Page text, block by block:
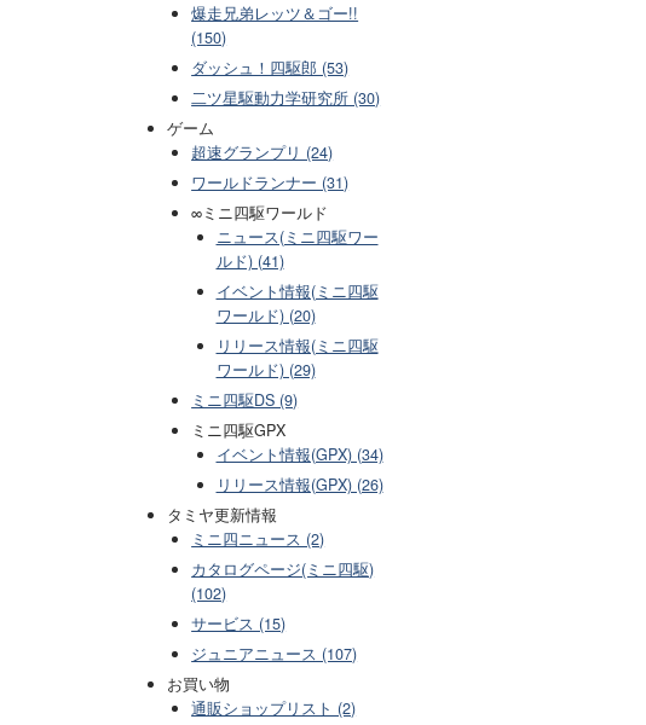
爆走兄弟レッツ＆ゴー!!
(150)
ダッシュ！四駆郎 (53)
二ツ星駆動力学研究所 (30)
ゲーム
超速グランプリ (24)
ワールドランナー (31)
∞ミニ四駆ワールド
ニュース(ミニ四駆ワー
ルド) (41)
イベント情報(ミニ四駆
ワールド) (20)
リリース情報(ミニ四駆
ワールド) (29)
ミニ四駆DS (9)
ミニ四駆GPX
イベント情報(GPX) (34)
リリース情報(GPX) (26)
タミヤ更新情報
ミニ四ニュース (2)
カタログページ(ミニ四駆)
(102)
サービス (15)
ジュニアニュース (107)
お買い物
通販ショップリスト (2)